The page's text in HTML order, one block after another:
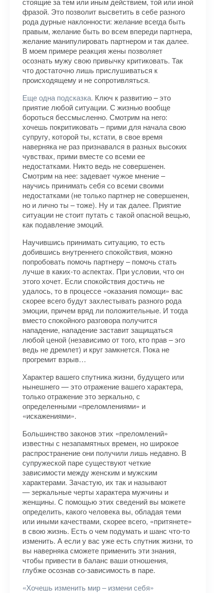
фразой. Это позволит высветить в себе разного
рода дурные наклонности: желание всегда быть
правым, желание быть во всем впереди партнера,
желание манипулировать партнером и так далее.
В моем примере реакция жены позволяет
осознать мужу свою привычку критиковать. Так
что достаточно лишь прислушиваться к
происходящему и не сопротивляться.
Еще одна подсказка. Ключ к развитию – это
приятие любой ситуации. С жизнью вообще
бороться бессмысленно. Смотрим на него:
хочешь покритиковать – прими для начала свою
супругу, которой ты, кстати, в свое время
наверняка не раз признавался в разных высоких
чувствах, прими вместе со всеми ее
недостатками. Никто ведь не совершенен.
Смотрим на нее: задевает чужое мнение –
научись принимать себя со всеми своими
недостатками (не только партнер не совершенен,
но и лично ты – тоже). Ну и так далее. Приятие
ситуации не стоит путать с такой опасной вещью,
как подавление эмоций.
Научившись принимать ситуацию, то есть
добившись внутреннего спокойствия, можно
попробовать помочь партнеру – помочь стать
лучше в каких-то аспектах. При условии, что он
этого хочет. Если спокойствия достичь не
удалось, то в процессе «оказания помощи» вас
скорее всего будут захлестывать разного рода
эмоции, причем вряд ли положительные. И тогда
вместо спокойного разговора получится
нападение, нападение заставит защищаться
любой ценой (независимо от того, кто прав – эго
ведь не дремлет) и круг замкнется. Пока не
прогремит взрыв…
Характер вашего спутника жизни, будущего или
нынешнего — это отражение вашего характера,
только отражение это зеркально, с
определенными «преломлениями» и
«искажениями».
Большинство законов этих «преломлений»
известны с незапамятных времен, но широкое
распространение они получили лишь недавно. В
супружеской паре существуют четкие
зависимости между женским и мужским
характерами. Зачастую, их так и называют
— зеркальные черты характера мужчины и
женщины. С помощью этих сведений вы можете
определить, какого человека вы, обладая теми
или иными качествами, скорее всего, «притянете»
в свою жизнь. Есть о чем подумать и шанс что-то
изменить. А если у вас уже есть спутник жизни, то
вы наверняка сможете применить эти знания,
чтобы привести в баланс ваши отношения,
глубже осознав со-зависимость в паре.
«Хочешь изменить мир – измени себя»